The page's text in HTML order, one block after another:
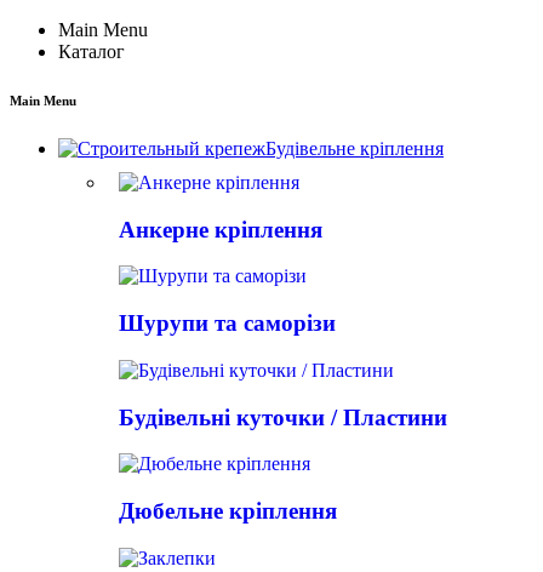
Main Menu
Каталог
Main Menu
Будівельне кріплення
Анкерне кріплення
Шурупи та саморізи
Будівельні куточки / Пластини
Дюбельне кріплення